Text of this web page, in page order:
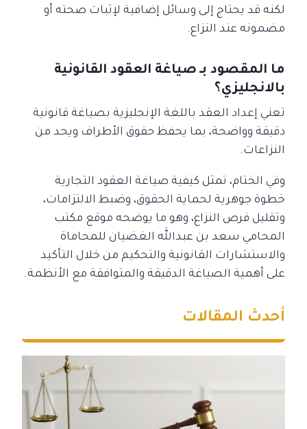
لكنه قد يحتاج إلى وسائل إضافية لإثبات صحته أو
مضمونه عند النزاع.
ما المقصود بـ صياغة العقود القانونية
بالانجليزي؟
تعني إعداد العقد باللغة الإنجليزية بصياغة قانونية
دقيقة وواضحة، بما يحفظ حقوق الأطراف ويحد من
النزاعات.
وفي الختام، تمثل كيفية صياغة العقود التجارية
خطوة جوهرية لحماية الحقوق، وضبط الالتزامات،
وتقليل فرص النزاع، وهو ما يوضحه موقع مكتب
المحامي سعد بن عبدالله الغضيان للمحاماة
والاستشارات القانونية والتحكيم من خلال التأكيد
على أهمية الصياغة الدقيقة والمتوافقة مع الأنظمة.
أحدث المقالات